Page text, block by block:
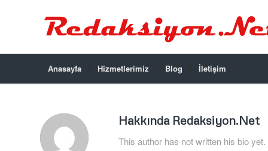
Anasayfa Hizmetlerimiz Blog İletişim
Hakkında Redaksiyon.Net
This author has not written his bio yet.